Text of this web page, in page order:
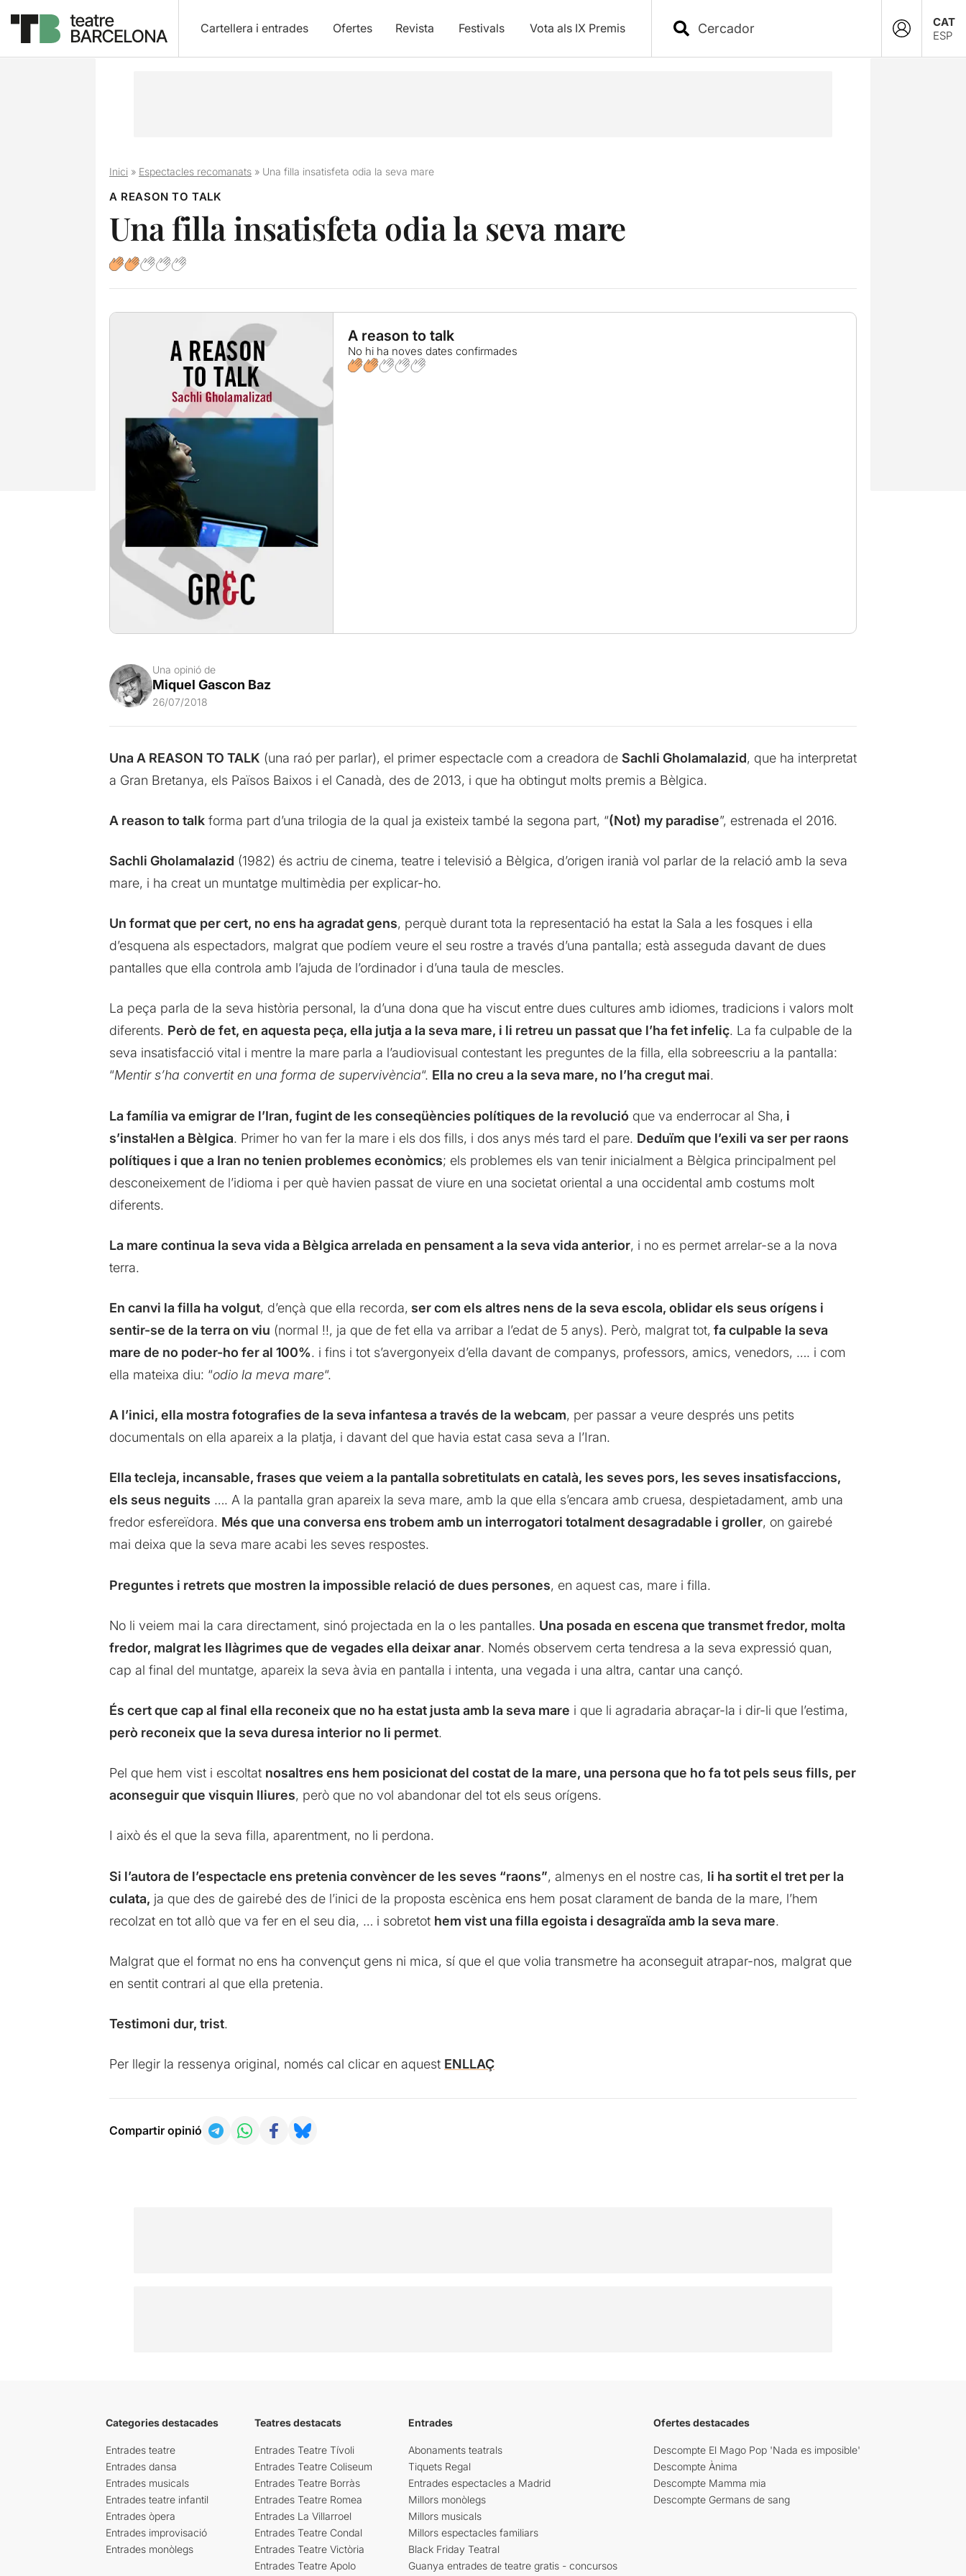
Cartellera i entrades Ofertes Revista Festivals Vota als IX Premis
CAT
ESP
Inici» Espectacles recomanats» Una filla insatisfeta odia la seva mare
A REASON TO TALK
Una filla insatisfeta odia la seva mare
A reason to talk
No hi ha noves dates confirmades
Una opinió de
Miquel Gascon Baz
26/07/2018
Una A REASON TO TALK (una raó per parlar), el primer espectacle com a creadora de Sachli Gholamalazid, que ha interpretat
a Gran Bretanya, els Països Baixos i el Canadà, des de 2013, i que ha obtingut molts premis a Bèlgica.
A reason to talkforma part d’una trilogia de la qual ja existeix també la segona part, “(Not) my paradise”, estrenada el 2016.
Sachli Gholamalazid (1982) és actriu de cinema, teatre i televisió a Bèlgica, d’origen iranià vol parlar de la relació amb la seva
mare, i ha creat un muntatge multimèdia per explicar-ho.
Un format que per cert, no ens ha agradat gens, perquè durant tota la representació ha estat la Sala a les fosques i ella
d’esquena als espectadors, malgrat que podíem veure el seu rostre a través d’una pantalla; està asseguda davant de dues
pantalles que ella controla amb l’ajuda de l’ordinador i d’una taula de mescles.
La peça parla de la seva història personal, la d’una dona que ha viscut entre dues cultures amb idiomes, tradicions i valors molt
diferents. Però de fet, en aquesta peça, ella jutja a la seva mare, i li retreu un passat que l’ha fet infeliç. La fa culpable de la
seva insatisfacció vital i mentre la mare parla a l’audiovisual contestant les preguntes de la filla, ella sobreescriu a la pantalla:
“Mentir s’ha convertit en una forma de supervivència“. Ella no creu a la seva mare, no l’ha cregut mai.
La família va emigrar de l’Iran, fugint de les conseqüències polítiques de la revolució que va enderrocar al Sha, i
s’instal·len a Bèlgica. Primer ho van fer la mare i els dos fills, i dos anys més tard el pare. Deduïm que l’exili va ser per raons
polítiques i que a Iran no tenien problemes econòmics; els problemes els van tenir inicialment a Bèlgica principalment pel
desconeixement de l’idioma i per què havien passat de viure en una societat oriental a una occidental amb costums molt
diferents.
La mare continua la seva vida a Bèlgica arrelada en pensament a la seva vida anterior, i no es permet arrelar-se a la nova
terra.
En canvi la filla ha volgut, d’ençà que ella recorda, ser com els altres nens de la seva escola, oblidar els seus orígens i
sentir-se de la terra on viu (normal !!, ja que de fet ella va arribar a l’edat de 5 anys). Però, malgrat tot, fa culpable la seva
mare de no poder-ho fer al 100%. i fins i tot s’avergonyeix d’ella davant de companys, professors, amics, venedors, …. i com
ella mateixa diu: “odio la meva mare“.
A l’inici, ella mostra fotografies de la seva infantesa a través de la webcam, per passar a veure després uns petits
documentals on ella apareix a la platja, i davant del que havia estat casa seva a l’Iran.
Ella tecleja, incansable, frases que veiem a la pantalla sobretitulats en català, les seves pors, les seves insatisfaccions,
els seus neguits …. A la pantalla gran apareix la seva mare, amb la que ella s’encara amb cruesa, despietadament, amb una
fredor esfereïdora. Més que una conversa ens trobem amb un interrogatori totalment desagradable i groller, on gairebé
mai deixa que la seva mare acabi les seves respostes.
Preguntes i retrets que mostren la impossible relació de dues persones, en aquest cas, mare i filla.
No li veiem mai la cara directament, sinó projectada en la o les pantalles. Una posada en escena que transmet fredor, molta
fredor, malgrat les llàgrimes que de vegades ella deixar anar. Només observem certa tendresa a la seva expressió quan,
cap al final del muntatge, apareix la seva àvia en pantalla i intenta, una vegada i una altra, cantar una cançó.
És cert que cap al final ella reconeix que no ha estat justa amb la seva mare i que li agradaria abraçar-la i dir-li que l’estima,
però reconeix que la seva duresa interior no li permet.
Pel que hem vist i escoltat nosaltres ens hem posicionat del costat de la mare, una persona que ho fa tot pels seus fills, per
aconseguir que visquin lliures, però que no vol abandonar del tot els seus orígens.
I això és el que la seva filla, aparentment, no li perdona.
Si l’autora de l’espectacle ens pretenia convèncer de les seves “raons”, almenys en el nostre cas, li ha sortit el tret per la
culata, ja que des de gairebé des de l’inici de la proposta escènica ens hem posat clarament de banda de la mare, l’hem
recolzat en tot allò que va fer en el seu dia, … i sobretot hem vist una filla egoista i desagraïda amb la seva mare.
Malgrat que el format no ens ha convençut gens ni mica, sí que el que volia transmetre ha aconseguit atrapar-nos, malgrat que
en sentit contrari al que ella pretenia.
Testimoni dur, trist.
Per llegir la ressenya original, només cal clicar en aquest ENLLAÇ
Compartir opinió
Categories destacades
Entrades teatre
Entrades dansa
Entrades musicals
Entrades teatre infantil
Entrades òpera
Entrades improvisació
Entrades monòlegs
Teatres destacats
Entrades Teatre Tívoli
Entrades Teatre Coliseum
Entrades Teatre Borràs
Entrades Teatre Romea
Entrades La Villarroel
Entrades Teatre Condal
Entrades Teatre Victòria
Entrades Teatre Apolo
Entrades
Abonaments teatrals
Tiquets Regal
Entrades espectacles a Madrid
Millors monòlegs
Millors musicals
Millors espectacles familiars
Black Friday Teatral
Guanya entrades de teatre gratis - concursos
Ofertes destacades
Descompte El Mago Pop 'Nada es imposible'
Descompte Ànima
Descompte Mamma mia
Descompte Germans de sang